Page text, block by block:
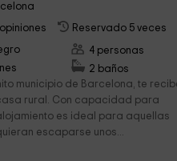
Reservado 5 veces
4 personas
2 baños
municipio de Barcelona, te
rural. Con capacidad para
es ideal para aquellas
escaparse unos...